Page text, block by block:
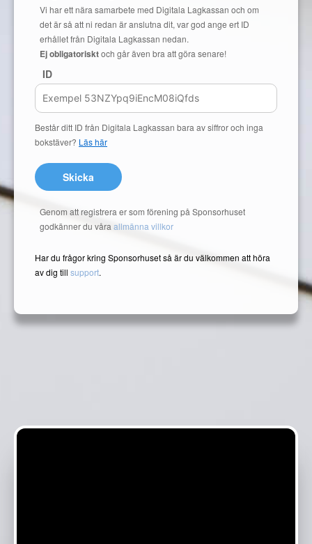
Vi har ett nära samarbete med Digitala Lagkassan och om
det är så att ni redan är anslutna dit, var god ange ert ID
erhållet från Digitala Lagkassan nedan.
Ej obligatorisktoch går även bra att göra senare!
ID
Består ditt ID från Digitala Lagkassan bara av siffror och inga
bokstäver? Läs här
Skicka
Genom att registrera er som förening på Sponsorhuset
godkänner du våra allmänna villkor
Har du frågor kring Sponsorhuset så är du välkommen att höra
av dig till support.